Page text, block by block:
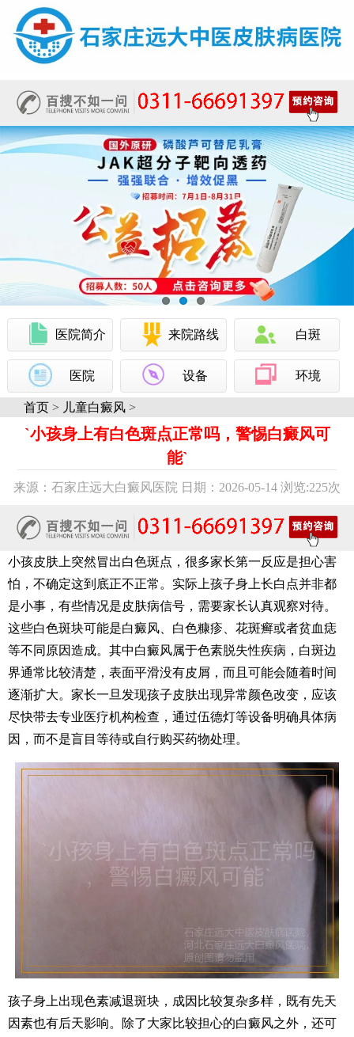
医院简介 来院路线 白斑
医院 设备 环境
首页 > 儿童白癜风 >
`小孩身上有白色斑点正常吗，警惕白癜风可
能`
来源：石家庄远大白癜风医院 日期：2026-05-14 浏览:225次
小孩皮肤上突然冒出白色斑点，很多家长第一反应是担心害
怕，不确定这到底正不正常。实际上孩子身上长白点并非都
是小事，有些情况是皮肤病信号，需要家长认真观察对待。
这些白色斑块可能是白癜风、白色糠疹、花斑癣或者贫血痣
等不同原因造成。其中白癜风属于色素脱失性疾病，白斑边
界通常比较清楚，表面平滑没有皮屑，而且可能会随着时间
逐渐扩大。家长一旦发现孩子皮肤出现异常颜色改变，应该
尽快带去专业医疗机构检查，通过伍德灯等设备明确具体病
因，而不是盲目等待或自行购买药物处理。
孩子身上出现色素减退斑块，成因比较复杂多样，既有先天
因素也有后天影响。除了大家比较担心的白癜风之外，还可